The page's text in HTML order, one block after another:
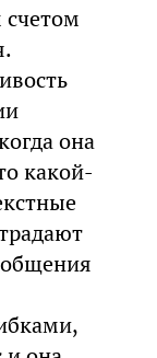
счетом
она
какой-
общения